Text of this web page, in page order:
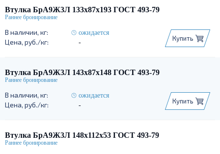
Втулка БрА9Ж3Л 133х87х193 ГОСТ 493-79
ожидается
-
Купить
Втулка БрА9Ж3Л 143х87х148 ГОСТ 493-79
ожидается
-
Купить
Втулка БрА9Ж3Л 148х112х53 ГОСТ 493-79